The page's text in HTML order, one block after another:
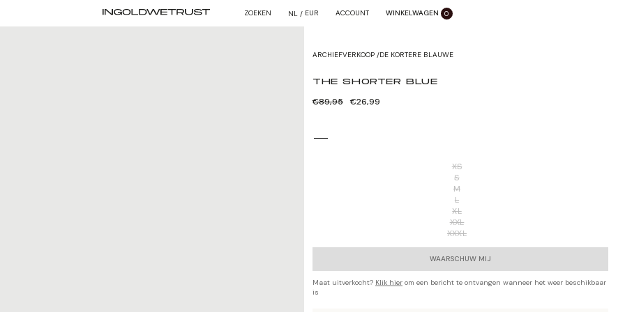
ZOEKEN NL / EUR ACCOUNT WINKELWAGEN 0
ARCHIEFVERKOOP /DE KORTERE BLAUWE
THE SHORTER BLUE
Normale
€89,95 Verkoopprijs
€26,99
XS
S
M
L
XL
XXL
XXXL
WAARSCHUW MIJ
Maat uitverkocht? Klik hier om een bericht te ontvangen wanneer het weer beschikbaar
is